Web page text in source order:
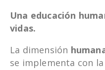
Una educación
vidas.
La dimensión
se implementa con